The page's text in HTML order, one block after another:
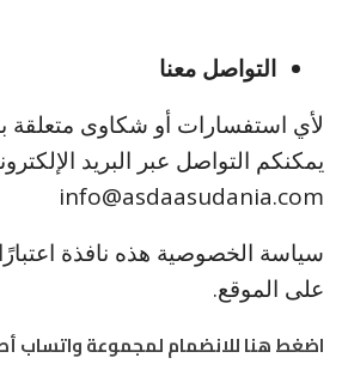
التواصل معنا
لأي استفسارات أو شكاوى متعلقة
يمكنكم التواصل عبر البريد
info@asdaasudania.com
سياسة الخصوصية هذه نافذة
على الموقع.
اضغط هنا للانضمام لمجموعة واتساب